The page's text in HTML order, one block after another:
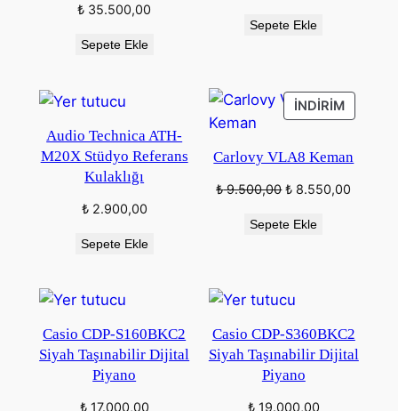
Orijinal
₺ 36.500,00.
₺ 35.500,00
Sepete Ekle
Sepete Ekle
Audio Technica ATH-
M20X Stüdyo Referans
Kulaklığı
₺2.900,00
Sepete Ekle
İNDIRIM
ÜRÜN
Carlovy VLA8 Keman
₺9.500,00 Orijinal
₺ 9.500,00.
₺ 8.550,00
Sepete Ekle
Casio CDP-S160BKC2
Siyah Taşınabilir Dijital
Piyano
₺17.000,00
Casio CDP-S360BKC2
Siyah Taşınabilir Dijital
Piyano
₺19.000,00